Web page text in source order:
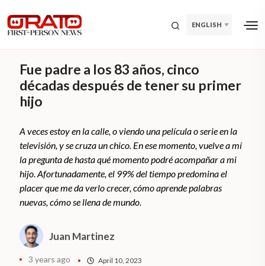
ENGLISH
Fue padre a los 83 años, cinco
décadas después de tener su primer
hijo
A veces estoy en la calle, o viendo una película o serie en la
televisión, y se cruza un chico. En ese momento, vuelve a mí
la pregunta de hasta qué momento podré acompañar a mi
hijo. Afortunadamente, el 99% del tiempo predomina el
placer que me da verlo crecer, cómo aprende palabras
nuevas, cómo se llena de mundo.
Juan Martinez
3 years ago April 10, 2023